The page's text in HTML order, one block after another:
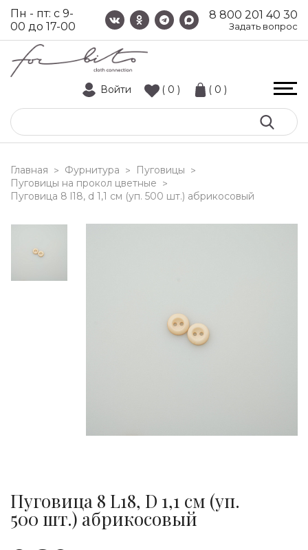
8 800 201 40 30
Задать вопрос
Пн - пт: с 9-
00 до 17-00
Войти ( 0 ) ( 0 )
Главная > Фурнитура > Пуговицы >
Пуговицы на прокол цветные >
пуговица 8 l18, d 1,1 см (уп. 500 шт.) абрикосовый
Пуговица 8 L18, D 1,1 см (уп.
500 шт.) абрикосовый